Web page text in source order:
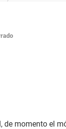
de momento el